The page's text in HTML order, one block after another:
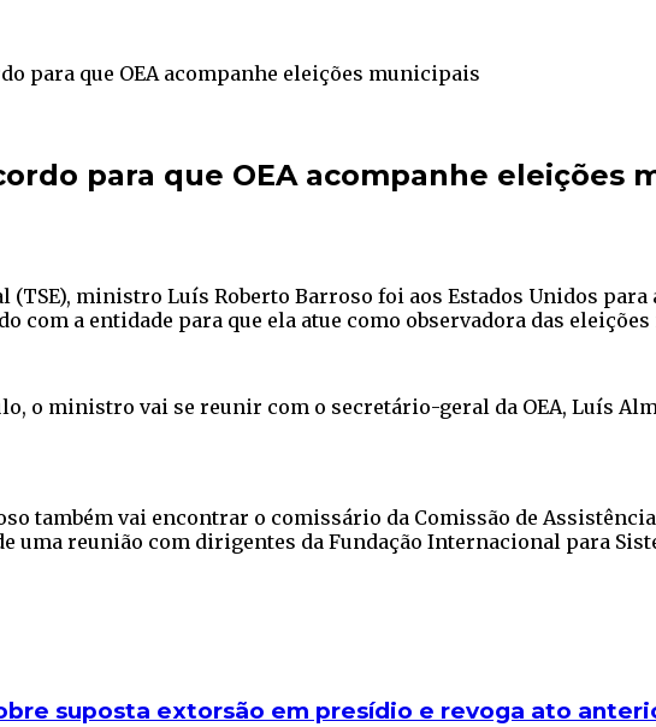
para que OEA acompanhe eleições municipais
para que OEA acompanhe eleições
ministro Luís Roberto Barroso foi aos Estados Unidos para
com a entidade para que ela atue como observadora das
o ministro vai se reunir com o secretário-geral da OEA, Luís
também vai encontrar o comissário da Comissão de
uma reunião com dirigentes da Fundação Internacional para
suposta extorsão em presídio e revoga ato